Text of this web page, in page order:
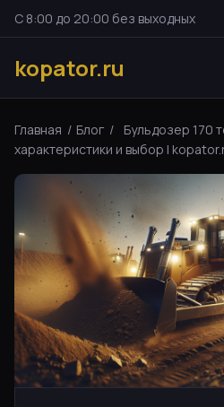
С 8:00 до 20:00 без выходных
kopator.ru
Главная / Блог /
Бульдозер 170
характеристики и выбор |